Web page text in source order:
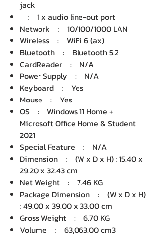
jack
: 1 x audio line-out port
Network : 10/100/1000 LAN
Wireless : WiFi 6 (ax)
Bluetooth : Bluetooth 5.2
CardReader : N/A
Power Supply : N/A
Keyboard : Yes
Mouse : Yes
OS : Windows 11 Home +
Microsoft Office Home & Student
2021
Special Feature : N/A
Dimension : (W x D x H) : 15.40 x
29.20 x 32.43 cm
Net Weight : 7.46 KG
Package Dimension : (W x D x H)
: 49.00 x 39.00 x 33.00 cm
Gross Weight : 6.70 KG
Volume : 63,063.00 cm3